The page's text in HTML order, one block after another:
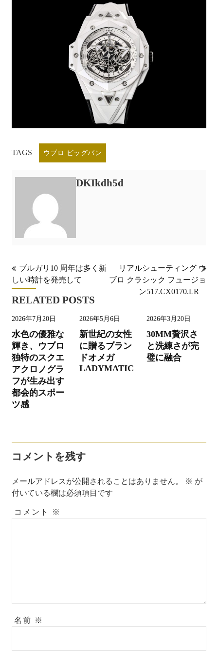
TAGS ウブロ ビッグバン
DKIkdh5d
投
稿
ナ
ビ
ゲ
ー
シ
ョ
ン
ブルガリ10 周年は多く新
しい時計を発売して
リアルシューティング ウ
ブロ クラシック フュージョ
ン517.CX0170.LR
RELATED POSTS
2026年7月20日
水色の優雅な
輝き、ウブロ
独特のスクエ
アクロノグラ
フが生み出す
都会的スポー
ツ感
2026年5月6日
新世紀の女性
に贈るブラン
ドオメガ
LADYMATIC
2026年3月20日
30MM贅沢さ
と洗練さが完
璧に融合
コメントを残す
メールアドレスが公開されることはありません。 ※ が
付いている欄は必須項目です
コメント ※
名前 ※